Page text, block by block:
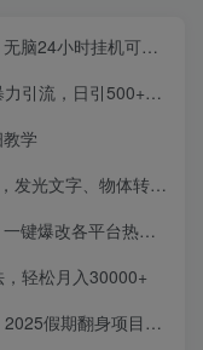
打字打码就能赚钱的副业，利用碎片时间，实现月入过万，简单的赚钱小副业
矩阵、单机日40-100，可放大
引500+精准创业粉！！！
学
、运动跟踪，掌握特效技术月接单3万+
创度直接拉满，矩阵搞月入2W+【揭秘】
轻松月入30000+
身项目不露脸，小白上手快